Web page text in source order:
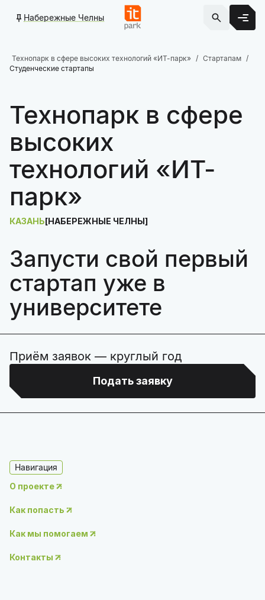
Набережные Челны
Технопарк в сфере высоких технологий «ИТ-парк»
Стартапам
Студенческие стартапы
Технопарк в сфере
высоких
технологий «ИТ-
парк»
КАЗАНЬ НАБЕРЕЖНЫЕ ЧЕЛНЫ
Запусти свой первый
стартап уже в
университете
Приём заявок — круглый год
Подать заявку
Навигация
О проекте
Как попасть
Как мы помогаем
Контакты